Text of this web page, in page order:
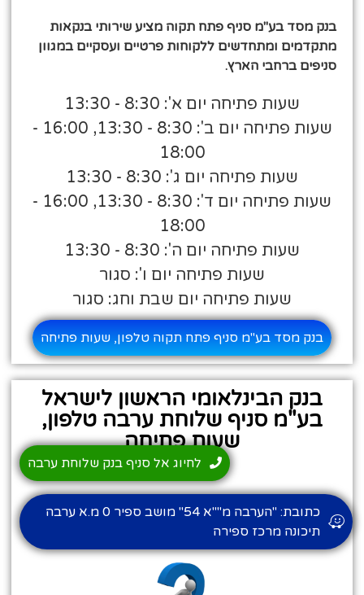
בנק מסד בע"מ סניף פתח תקוה מציע שירותי בנקאות
מתקדמים ומתחדשים ללקוחות פרטיים ועסקיים במגוון
סניפים ברחבי הארץ.
שעות פתיחה יום א': 8:30 - 13:30
שעות פתיחה יום ב': 8:30 - 13:30, 16:00 -
18:00
שעות פתיחה יום ג': 8:30 - 13:30
שעות פתיחה יום ד': 8:30 - 13:30, 16:00 -
18:00
שעות פתיחה יום ה': 8:30 - 13:30
שעות פתיחה יום ו': סגור
שעות פתיחה יום שבת וחג: סגור
בנק מסד בע"מ סניף פתח תקוה טלפון, שעות פתיחה
בנק הבינלאומי הראשון לישראל
בע"מ סניף שלוחת ערבה טלפון,
שעות פתיחה
לחיוג אל סניף בנק שלוחת ערבה
כתובת: "הערבה מ""א 54" מושב ספיר 0 מ.א ערבה
תיכונה מרכז ספירה